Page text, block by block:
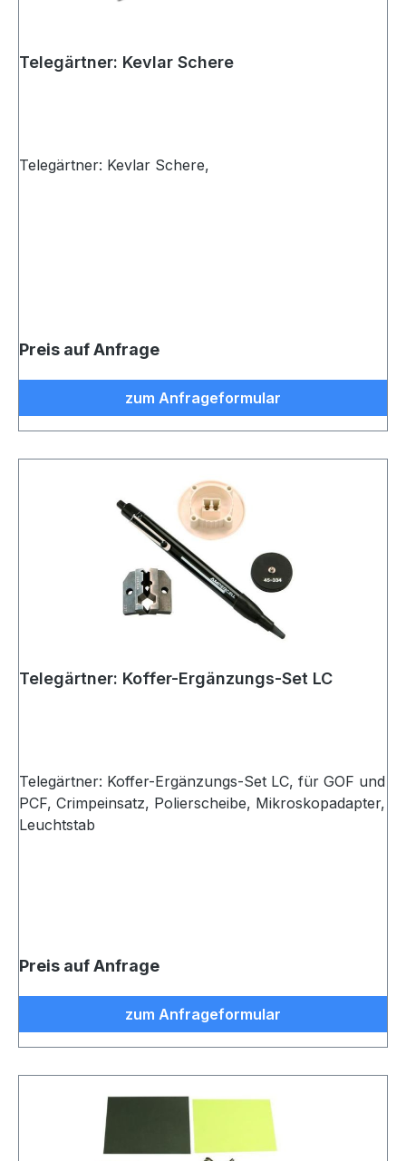
Telegärtner: Kevlar Schere
Telegärtner: Kevlar Schere,
Preis auf Anfrage
zum Anfrageformular
Telegärtner: Koffer-Ergänzungs-Set LC
Telegärtner: Koffer-Ergänzungs-Set LC, für GOF und
PCF, Crimpeinsatz, Polierscheibe, Mikroskopadapter,
Leuchtstab
Preis auf Anfrage
zum Anfrageformular